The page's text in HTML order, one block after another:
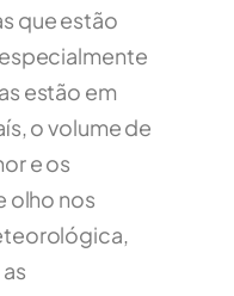
que estão
estão em
o volume de
e os
olho nos